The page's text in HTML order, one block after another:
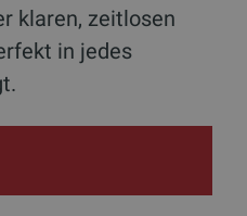
klaren, zeitlosen
in jedes